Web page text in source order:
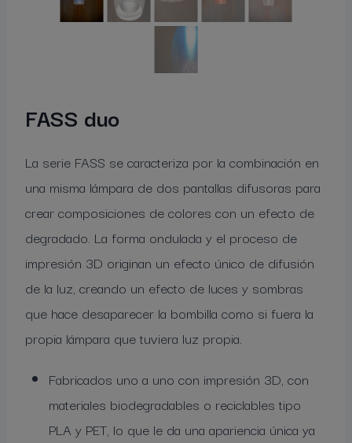
FASS duo
La serie FASS se caracteriza por la combinación en
una misma lámpara de dos pantallas difusoras para
crear composiciones de colores con un efecto de
degradado. La forma ondulada y el proceso de
impresión 3D originan un efecto único de difusión
de la luz, creando un efecto de luces y sombras
que hace desaparecer la bombilla como si fuera la
propia lámpara que tuviera luz propia.
Fabricados uno a uno con impresión 3D, con
materiales biodegradables o reciclables tipo
PLA y PET, lo que le da una apariencia única ya